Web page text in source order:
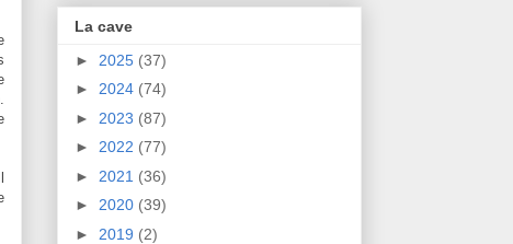
La cave
► 2025 (37)
► 2024 (74)
► 2023 (87)
► 2022 (77)
► 2021 (36)
► 2020 (39)
► 2019 (2)